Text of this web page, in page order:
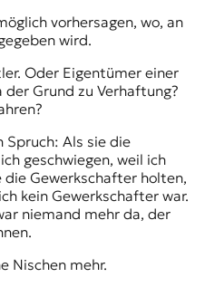
vorhersagen, wo, an
wird.
Oder Eigentümer einer
Grund zu Verhaftung?
Spruch: Als sie die
geschwiegen, weil ich
die Gewerkschafter holten,
kein Gewerkschafter war.
niemand mehr da, der
Nischen mehr.